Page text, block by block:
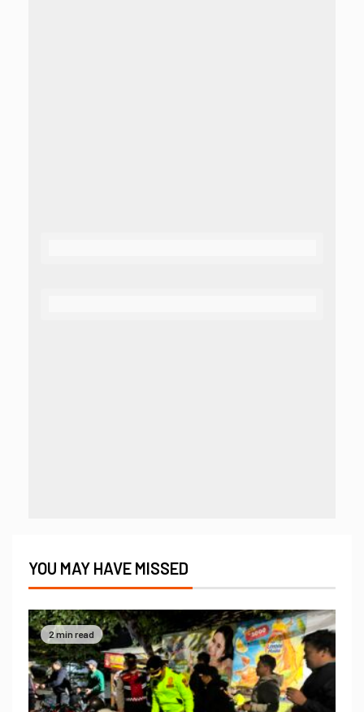
YOU MAY HAVE MISSED
2 min read